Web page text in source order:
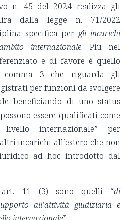
n. 45 del 2024 realizza gli
dalla legge n. 71/2022
specifica pergli incarichi
internazionale. Più nel
e di favore è quello
comma 3 che riguarda gli
per funzioni da svolgere
beneficiando di uno status
essere qualificati come
internazionale” per
incarichi all’estero che non
ad hoc introdotto dal
11 (3) sono quelli “di
all’attività giudiziaria e